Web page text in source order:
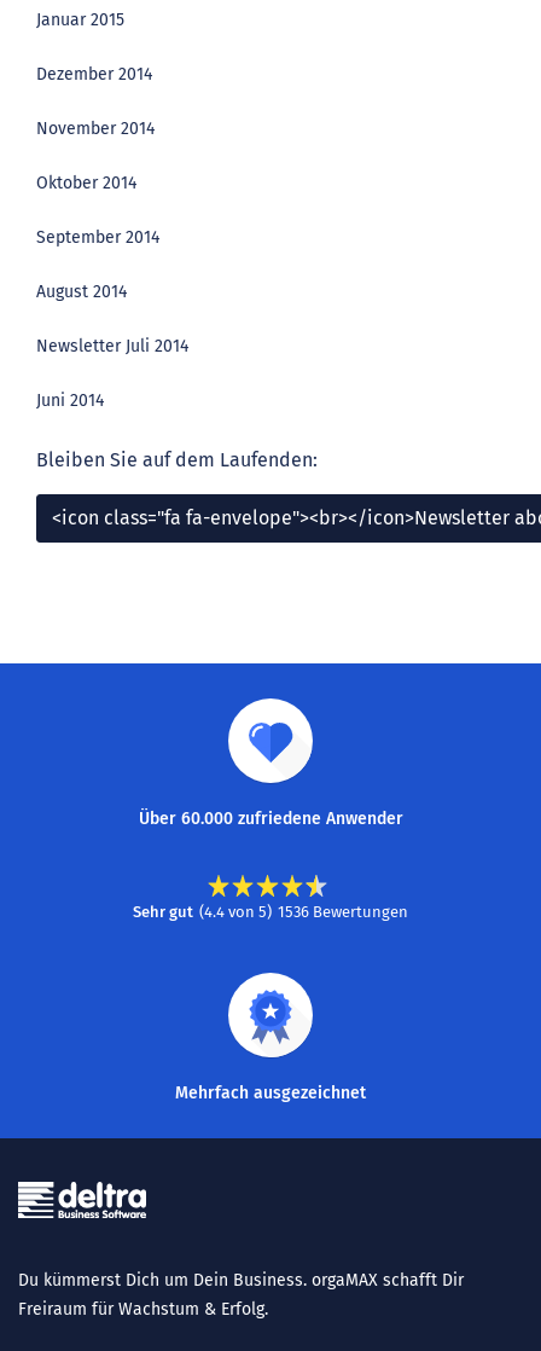
Januar 2015
Dezember 2014
November 2014
Oktober 2014
September 2014
August 2014
Newsletter Juli 2014
Juni 2014
Bleiben Sie auf dem Laufenden:
<icon class="fa fa-envelope"><br></icon>Newsletter
Über 60.000 zufriedene Anwender
Sehr gut (4.4 von 5) 1536 Bewertungen
Mehrfach ausgezeichnet
Du kümmerst Dich um Dein Business. orgaMAX schafft Dir
Freiraum für Wachstum & Erfolg.